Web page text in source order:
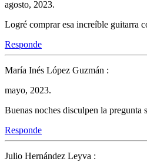
agosto, 2023.
Logré comprar esa increíble guitarra
Responde
María Inés López Guzmán :
mayo, 2023.
Buenas noches disculpen la
Responde
Julio Hernández Leyva :